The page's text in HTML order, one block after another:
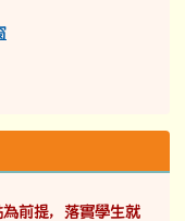
前提，落實學生就